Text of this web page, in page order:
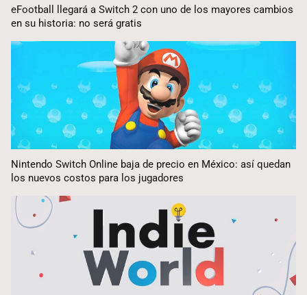
eFootball llegará a Switch 2 con uno de los mayores cambios
en su historia: no será gratis
Nintendo Switch Online baja de precio en México: así quedan
los nuevos costos para los jugadores